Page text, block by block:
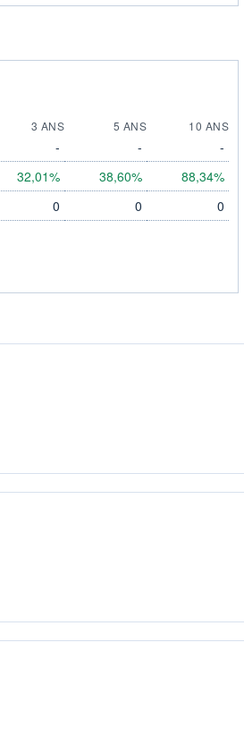
3 ANS 5 ANS
10 ANS
- - -
32,01% 38,60% 88,34%
0 0 0